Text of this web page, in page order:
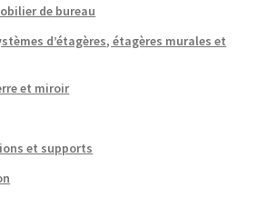
de bureau
d’étagères, étagères murales et
et miroir
et supports